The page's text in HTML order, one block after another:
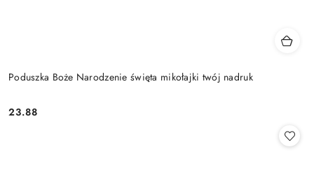
Poduszka Boże Narodzenie święta mikołajki twój nadruk
Cena:
23.88